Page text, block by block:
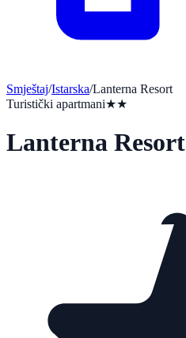
Smještaj/Istarska/Lanterna Resort
Turistički apartmani★★
Lanterna Resort